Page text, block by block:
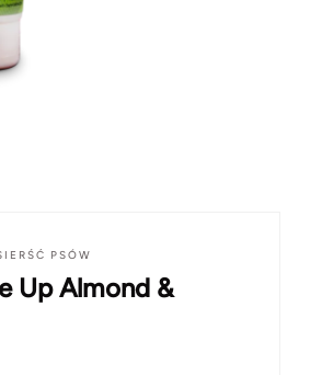
PSÓW
Up Almond &